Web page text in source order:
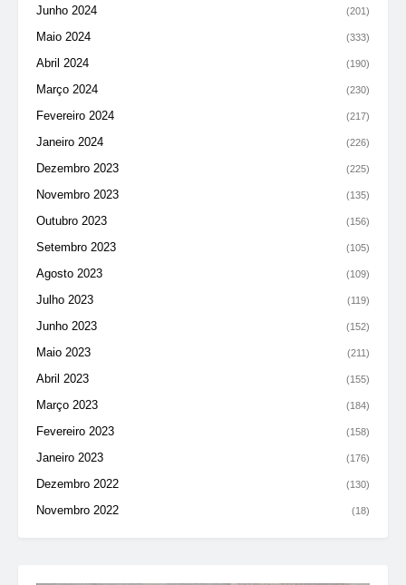
Junho 2024 (201)
Maio 2024 (333)
Abril 2024 (190)
Março 2024 (230)
Fevereiro 2024 (217)
Janeiro 2024 (226)
Dezembro 2023 (225)
Novembro 2023 (135)
Outubro 2023 (156)
Setembro 2023 (105)
Agosto 2023 (109)
Julho 2023 (119)
Junho 2023 (152)
Maio 2023 (211)
Abril 2023 (155)
Março 2023 (184)
Fevereiro 2023 (158)
Janeiro 2023 (176)
Dezembro 2022 (130)
Novembro 2022 (18)